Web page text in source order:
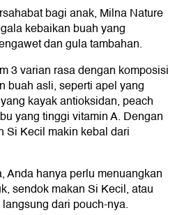
bagi anak, Milna Nature
kebaikan buah yang
dan gula tambahan.
3 varian rasa dengan komposisi
buah asli, seperti apel yang
kayak antioksidan, peach
yang tinggi vitamin A. Dengan
Si Kecil makin kebal dari
Anda hanya perlu menuangkan
sendok makan Si Kecil, atau
dari pouch-nya.